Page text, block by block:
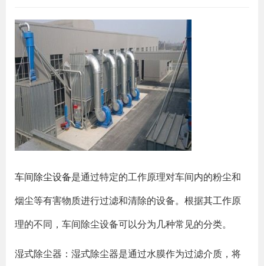
车间除尘设备是通过特定的工作原理对车间内的粉尘和
烟尘等有害物质进行过滤和清除的设备。根据其工作原
理的不同，车间除尘设备可以分为几种常见的分类。
湿式除尘器：湿式除尘器是通过水膜作为过滤介质，将